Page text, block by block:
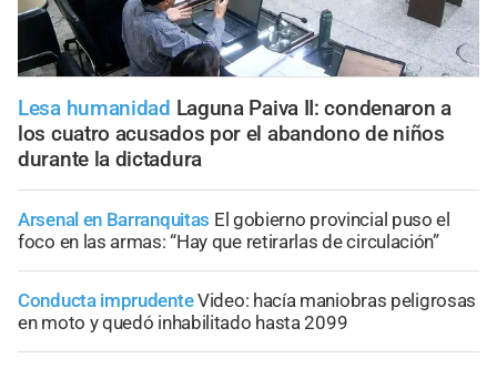
Lesa humanidad Laguna Paiva II: condenaron a
los cuatro acusados por el abandono de niños
durante la dictadura
Arsenal en Barranquitas El gobierno provincial puso el
foco en las armas: “Hay que retirarlas de circulación”
Conducta imprudenteVideo: hacía maniobras peligrosas
en moto y quedó inhabilitado hasta 2099